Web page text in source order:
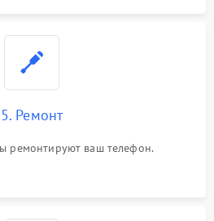
5. Ремонт
ремонтируют ваш телефон.